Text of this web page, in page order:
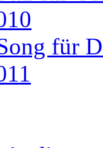
für